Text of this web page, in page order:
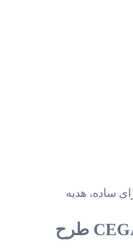
هدیه
ویژگی‌ها چنگ رومی سگا CEGA طرح